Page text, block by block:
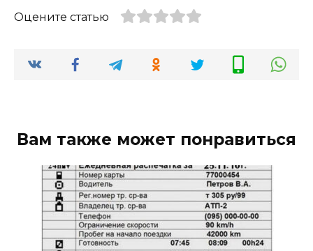
Оцените статью
Вам также может понравиться